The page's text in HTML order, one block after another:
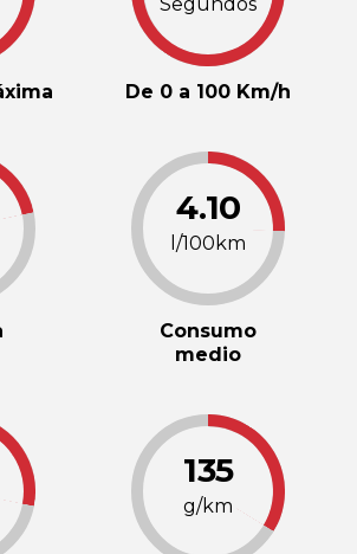
De 0 a 100 Km/h
4.10
l/100km
Consumo
medio
135
g/km